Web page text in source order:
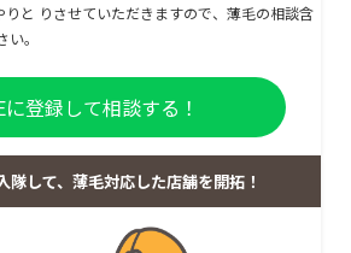
と りさせていただきますので、薄毛の相談含
。
に登録して相談する！
隊して、薄毛対応した店舗を開拓！